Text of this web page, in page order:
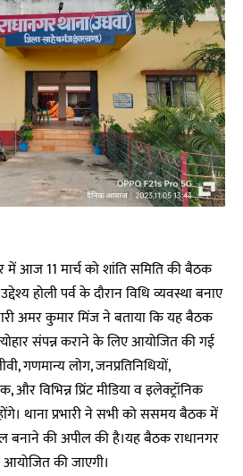
में आज 11 मार्च को शांति समिति की बैठक
होली पर्व के दौरान विधि व्यवस्था बनाए
अमर कुमार मिंज ने बताया कि यह बैठक
संपन्न कराने के लिए आयोजित की गई
गणमान्य लोग, जनप्रतिनिधियों,
विभिन्न प्रिंट मीडिया व इलेक्ट्रॉनिक
थाना प्रभारी ने सभी को ससमय बैठक में
की अपील की है।यह बैठक राधानगर
की जाएगी।